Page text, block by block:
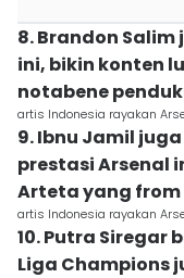
8. Brandon
ini, bikin konten
notabene
artis Indonesia rayakan
9. Ibnu Jamil
prestasi Arsenal
Arteta yang from
artis Indonesia rayakan
10. Putra Siregar
Liga Champions